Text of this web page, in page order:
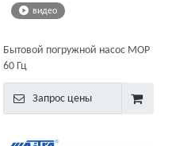
видео
Бытовой погружной насос MOP
60 Гц
Запрос цены